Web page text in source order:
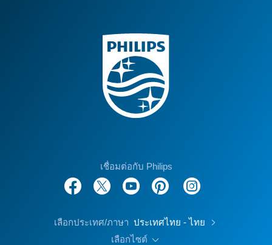
เชื่อมต่อกับ Philips
เลือกประเทศ/ภาษา ประเทศไทย - ไทย
เลือกไซต์